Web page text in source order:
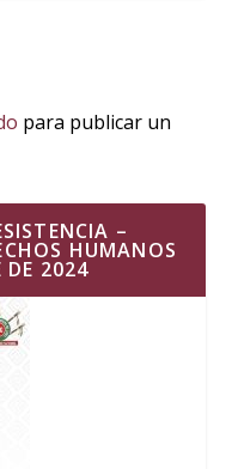
para publicar un
–
HUMANOS
DE 2024